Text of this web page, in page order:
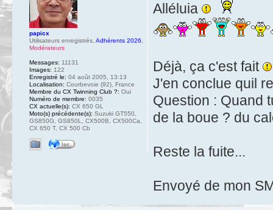
Alléluia
Déjà, ça c'est fait
J'en conclue quil
Question : Quand
de la boue ? du
Reste la fuite...
Envoyé de mon
papicx
Utilisateurs enregistrés Adhérents 2026
Modérateurs
Messages: 11131
Images: 122
Enregistré le: 04 août 2005, 13:13
Localisation: Courbevoie (92), France
Membre du CX Twinning Club ?: Oui
Numéro de membre: 0035
CX actuelle(s): CX 650 GL
Moto(s) précédente(s): Suzuki GT550,
GS850G, GS850L, CX500B, CX500Ca,
CX 650 T, CX 500 Cb